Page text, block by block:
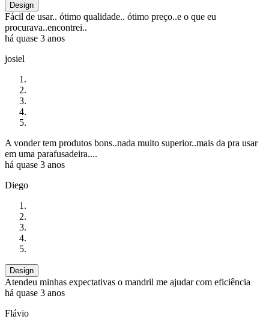
Design
Fácil de usar.. ótimo qualidade.. ótimo preço..e o que eu
procurava..encontrei..
há quase 3 anos
josiel
A vonder tem produtos bons..nada muito superior..mais da pra usar
em uma parafusadeira....
há quase 3 anos
Diego
Design
Atendeu minhas expectativas o mandril me ajudar com eficiência
há quase 3 anos
Flávio